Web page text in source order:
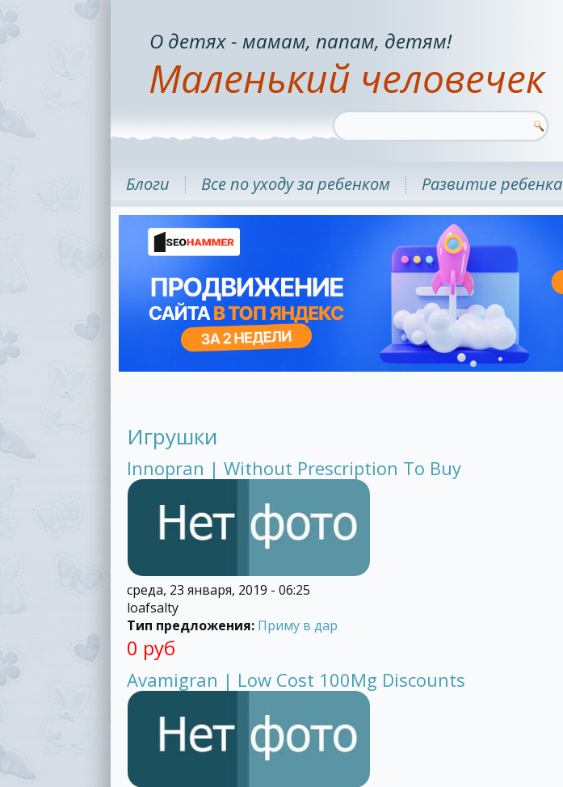
Маленький человечек
О детях - мамам, папам, детям!
Блоги Все по уходу за ребенком Развитие ребенка
Игрушки
Innopran | Without Prescription To Buy
среда, 23 января, 2019 - 06:25
loafsalty
Тип предложения: Приму в дар
0 руб
Avamigran | Low Cost 100Mg Discounts